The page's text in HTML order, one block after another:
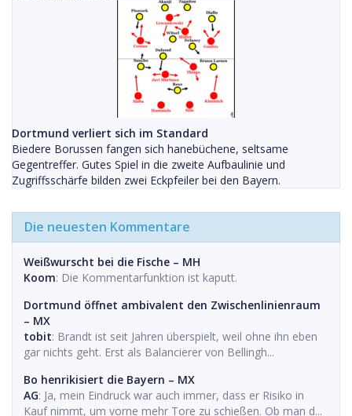
Dortmund verliert sich im Standard
Biedere Borussen fangen sich hanebüchene, seltsame
Gegentreffer. Gutes Spiel in die zweite Aufbaulinie und
Zugriffsschärfe bilden zwei Eckpfeiler bei den Bayern.
Die neuesten Kommentare
Weißwurscht bei die Fische – MH
Koom: Die Kommentarfunktion ist kaputt.
Dortmund öffnet ambivalent den Zwischenlinienraum
– MX
tobit: Brandt ist seit Jahren überspielt, weil ohne ihn eben
gar nichts geht. Erst als Balancierer von Bellingh...
Bo henrikisiert die Bayern – MX
AG: Ja, mein Eindruck war auch immer, dass er Risiko in
Kauf nimmt, um vorne mehr Tore zu schießen. Ob man d...